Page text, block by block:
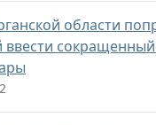
области
ввести